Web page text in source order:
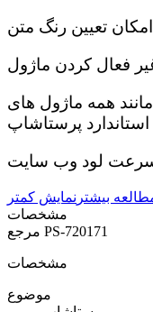
امکان تعیین رنگ متن
فعال کردن ماژول
همه ماژول های
استاندارد پرستاشاپ
لود وب سایت
بیشتر نمایش کمتر
مشخصات
PS-720171
مشخصات
موضوع